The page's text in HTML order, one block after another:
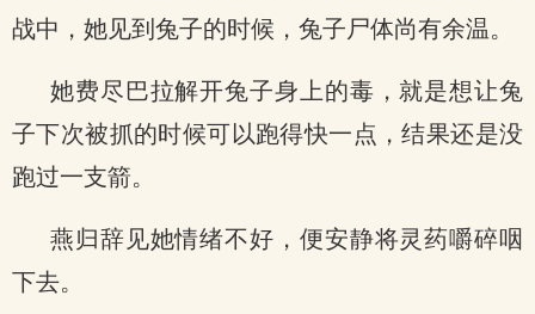
战中，她见到兔子的时候，兔子尸体尚有余温。
她费尽巴拉解开兔子身上的毒，就是想让兔
子下次被抓的时候可以跑得快一点，结果还是没
跑过一支箭。
燕归辞见她情绪不好，便安静将灵药嚼碎咽
下去。